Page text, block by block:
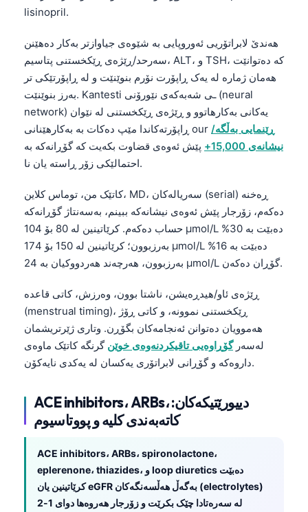
lisinopril.
هەندێ لابراتۆریی ئەوروپایی بە شێوەی جیاوازتر بەکار دەهێنن
سەرحد/ڕێژەی ڕێکخستنی پتاسیم، ALT، و TSH، کە دەتوانێت
هەمان ژمارە لە یەک ڕاپۆرت نۆرم بنوێنێت و لە ڕاپۆرتێکی تر
بەرز بنوێنێت. Kantesti ـی شەبەکەی نێورۆنی (neural
network) یەکانی بەکارهاتوو و ڕێژەی ڕێکخستنی لە نێوان
ڕاپۆرتەکاندا مێپ دەکات بە بەکارهێنانی our ڕێنمایی بەڵگە/
نیشانەی 15,000+
پێش ئەوەی قضاوت بکەیت کە گۆڕانەکە بە
احتمالێکی زۆر ڕاستە یان نا.
کاتێک من، توماس کلاین، MD، سەریالەکان (serial) ڕەخنە
دەکەم، زۆرجار پێش ئەوەی نیشانەکە ببینم، بەسەنتاژ گۆڕانەکە
حساب دەکەم. کرێاتینین لە 80 بۆ 104 µmol/L دەبێت بە 30%
بەرزبوون؛ کرێاتینین لە 150 بۆ 174 µmol/L دەبێت بە 16%
بەرزبوون، هەرچەند هەردووکیان بە 24 µmol/L گۆڕان دەکەن.
ڕێژەی ئاو/هیدڕەیشن، ناشتا بوون، وەرزش، کاتی قاعدە
(menstrual timing)، ڕێکخستنی نموونە، و کاتی ڕۆژ
هەموویان دەتوانن ئەنجامەکان بگۆڕن. وتاری ژێرتریشمان
لەسەرگۆڕاوەیی تاقیکردنەوەی خوێن گرنگە کاتێک ماوەی
داروەکە و گۆڕانی لابراتۆری یەکسان لە یەکدی نایەکۆن.
ACE inhibitors، ARBs، دییورێتیکەکان:
کاتەبەندی کلیە و پووتاسیوم
ACE inhibitors، ARBs، spironolactone،
eplerenone، thiazides، و loop diuretics دەبێت
کرێاتینین یان eGFR بەگەڵ هەڵسەنگەکان (electrolytes)
لە سەرەتادا چێک بکرێت و زۆرجار هەروەها دوای 1-2